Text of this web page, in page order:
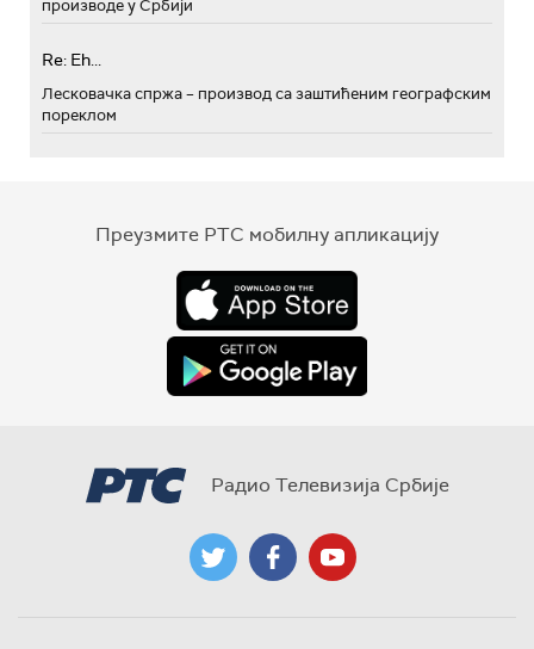
производе у Србији
Re: Eh...
Лесковачка спржа – производ са заштићеним географским
пореклом
Преузмите РТС мобилну апликацију
Радио Телевизија Србије